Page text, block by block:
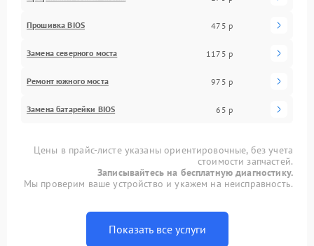
Прошивка BIOS 475 р
Замена северного моста 1175 р
Ремонт южного моста 975 р
Замена батарейки BIOS 65 р
Цены в прайс-листе указаны ориентировочные, без учета
стоимости запчастей.
Записывайтесь на бесплатную диагностику.
Мы проверим ваше устройство и укажем на неисправность.
Показать все услуги